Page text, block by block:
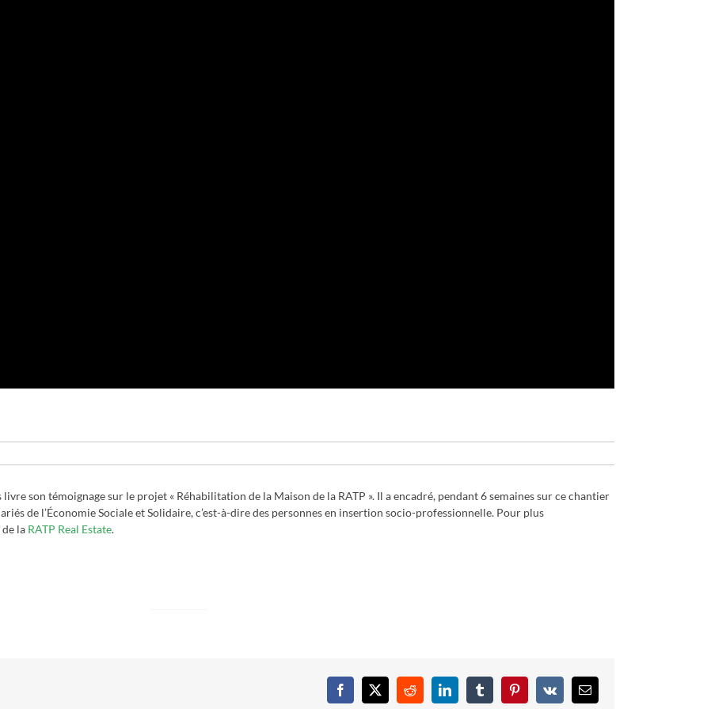
livre son témoignage sur le projet « Réhabilitation de la Maison de la RATP ». Il a encadré, pendant 6 semaines sur ce chantier
de l’Économie Sociale et Solidaire, c’est-à-dire des personnes en insertion socio-professionnelle. Pour plus
la RATP Real Estate.
Facebook
X RedditLinkedInTumblrPinterest
Vk Email